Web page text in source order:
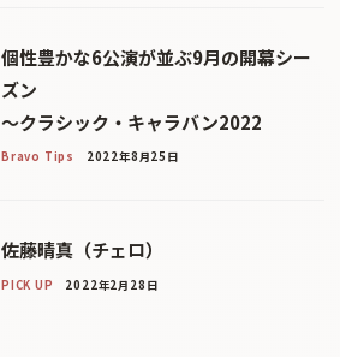
個性豊かな6公演が並ぶ9月の開幕シー
ズン
〜クラシック・キャラバン2022
Bravo Tips 2022年8月25日
佐藤晴真（チェロ）
PICK UP 2022年2月28日